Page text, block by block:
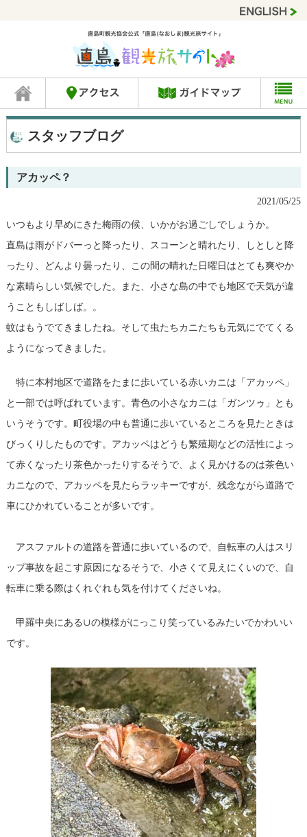
スタッフブログ
アカッペ？
2021/05/25
いつもより早めにきた梅雨の候、いかがお過ごしでしょうか。
直島は雨がドバーっと降ったり、スコーンと晴れたり、しとしと降
ったり、どんより曇ったり、この間の晴れた日曜日はとても爽やか
な素晴らしい気候でした。また、小さな島の中でも地区で天気が違
うこともしばしば。。
蚊はもうでてきましたね。そして虫たちカニたちも元気にでてくる
ようになってきました。
特に本村地区で道路をたまに歩いている赤いカニは「アカッペ」
と一部では呼ばれています。青色の小さなカニは「ガンツゥ」とも
いうそうです。町役場の中も普通に歩いているところを見たときは
びっくりしたものです。アカッペはどうも繁殖期などの活性によっ
て赤くなったり茶色かったりするそうで、よく見かけるのは茶色い
カニなので、アカッペを見たらラッキーですが、残念ながら道路で
車にひかれていることが多いです。
アスファルトの道路を普通に歩いているので、自転車の人はスリ
ップ事故を起こす原因になるそうで、小さくて見えにくいので、自
転車に乗る際はくれぐれも気を付けてくださいね。
甲羅中央にある∪の模様がにっこり笑っているみたいでかわいい
です。